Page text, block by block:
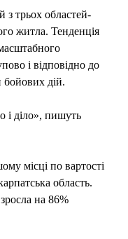
з трьох областей-
житла. Тенденція
і відповідно до
бойових дій.
і діло», пишуть
місці по вартості
область.
на 86%